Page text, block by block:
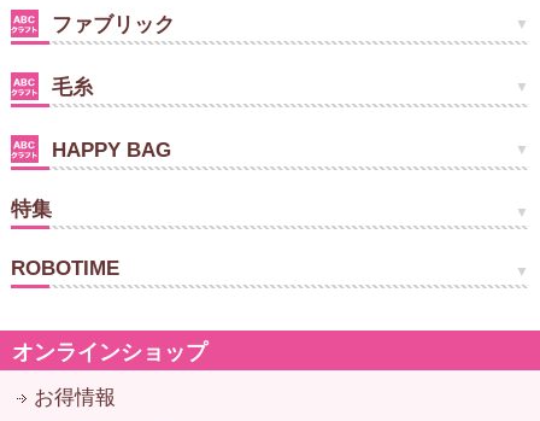
ファブリック
毛糸
HAPPY BAG
特集
ROBOTIME
オンラインショップ
お得情報